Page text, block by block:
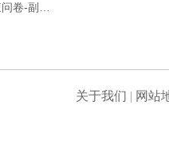
卷-副…
关于我们 | 网站